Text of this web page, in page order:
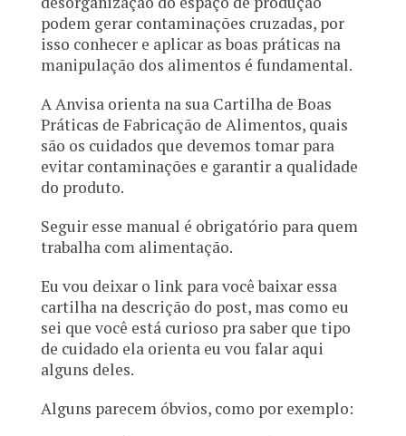
podem gerar contaminações cruzadas, por
isso conhecer e aplicar as boas práticas na
manipulação dos alimentos é fundamental.
A Anvisa orienta na sua Cartilha de Boas
Práticas de Fabricação de Alimentos, quais
são os cuidados que devemos tomar para
evitar contaminações e garantir a qualidade
do produto.
Seguir esse manual é obrigatório para quem
trabalha com alimentação.
Eu vou deixar o link para você baixar essa
cartilha na descrição do post, mas como eu
sei que você está curioso pra saber que tipo
de cuidado ela orienta eu vou falar aqui
alguns deles.
Alguns parecem óbvios, como por exemplo: